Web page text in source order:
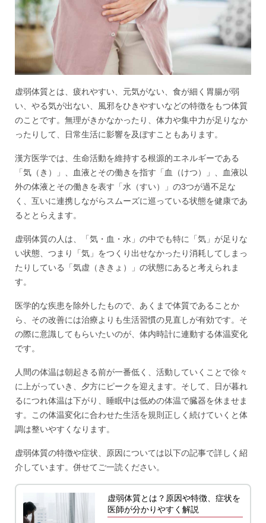
虚弱体質とは、疲れやすい、元気がない、食が細く胃腸が弱
い、やる気が出ない、風邪をひきやすいなどの特徴をもつ体質
のことです。無理がきかなかったり、体力や集中力が足りなか
ったりして、日常生活に影響を及ぼすこともあります。
漢方医学では、生命活動を維持する根源的エネルギーである
「気（き）」、血液とその働きを指す「血（けつ）」、血液以
外の体液とその働きを表す「水（すい）」の3つが過不足な
く、互いに連携しながらスムーズに巡っている状態を健康であ
るととらえます。
虚弱体質の人は、「気・血・水」の中でも特に「気」が足りな
い状態、つまり「気」をつくり出せなかったり消耗してしまっ
たりしている「気虚（ききょ）」の状態にあると考えられま
す。
医学的な疾患を除外したもので、あくまで体質であることか
ら、その改善には治療よりも生活習慣の見直しが有効です。そ
の際に意識してもらいたいのが、体内時計に連動する体温変化
です。
人間の体温は朝起きる前が一番低く、活動していくことで徐々
に上がっていき、夕方にピークを迎えます。そして、日が暮れ
るにつれ体温は下がり、睡眠中は低めの体温で臓器を休ませま
す。この体温変化に合わせた生活を規則正しく続けていくと体
調は整いやすくなります。
虚弱体質の特徴や症状、原因については以下の記事で詳しく紹
介しています。併せてご一読ください。
虚弱体質とは？原因や特徴、症状を
医師が分かりやすく解説